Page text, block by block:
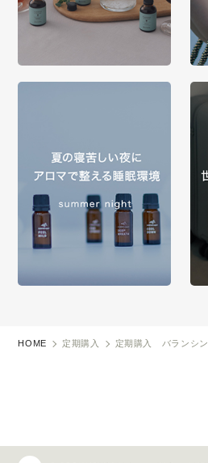
HOME 定期購入 定期購入 バランシ